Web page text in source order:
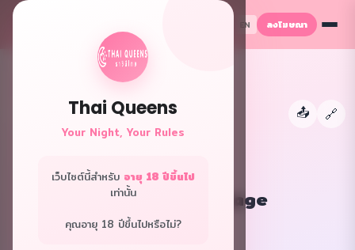
Thai Queens
Your Night, Your Rules
เว็บไซต์นี้สำหรับ อายุ 18 ปีขึ้นไป
เท่านั้น
คุณอายุ 18 ปีขึ้นไปหรือไม่?
EN ลงโฆษณา
📤 🔗
Sena nuru massage
กรุงเทพ · นวดพิเศษ